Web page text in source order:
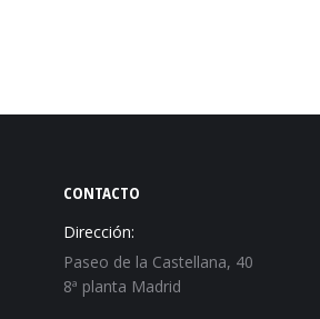
CONTACTO
Dirección:
Paseo de la Castellana, 40
8ª planta Madrid